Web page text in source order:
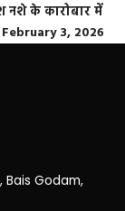
नशे के कारोबार में
February 3, 2026
Bais Godam,